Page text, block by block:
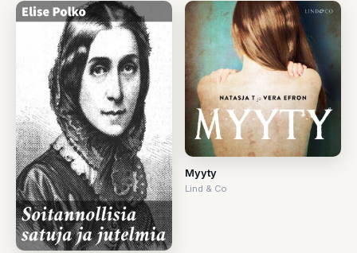
Myyty
Lind & Co